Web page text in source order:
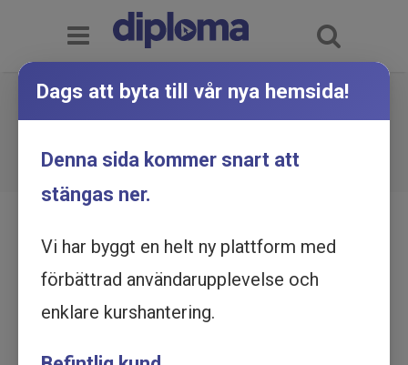
Moms - Grundkurs - Utbildning online
Dags att byta till vår nya hemsida!
Denna sida kommer snart att
stängas ner.
Vi har byggt en helt ny plattform med
förbättrad användarupplevelse och
enklare kurshantering.